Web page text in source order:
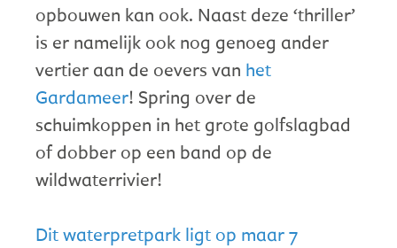
opbouwen kan ook. Naast deze ‘thriller’
is er namelijk ook nog genoeg ander
vertier aan de oevers van het
Gardameer! Spring over de
schuimkoppen in het grote golfslagbad
of dobber op een band op de
wildwaterrivier!
Dit waterpretpark ligt op maar 7